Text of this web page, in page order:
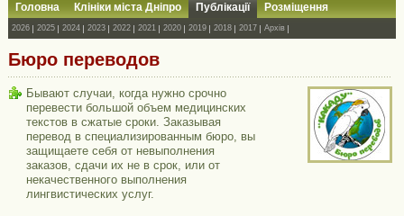
Головна Клініки міста Дніпро Публікації Розміщення
2026 2025 2024 2023 2022 2021 2020 2019 2018 2017 Архів
Бюро переводов
Бывают случаи, когда нужно срочно
перевести большой объем медицинских
текстов в сжатые сроки. Заказывая
перевод в специализированным бюро, вы
защищаете себя от невыполнения
заказов, сдачи их не в срок, или от
некачественного выполнения
лингвистических услуг.